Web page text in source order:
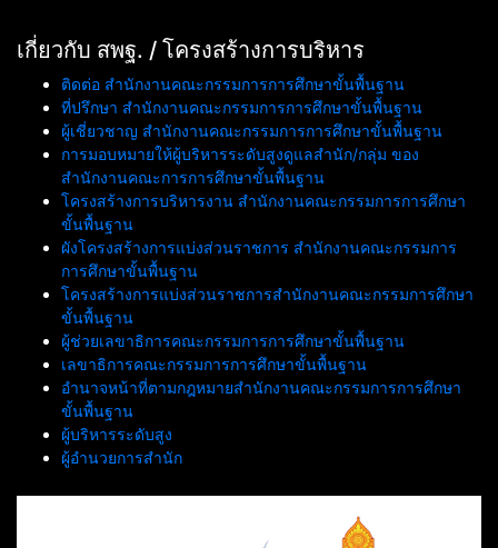
เกี่ยวกับ สพฐ. / โครงสร้างการบริหาร
ติดต่อ สำนักงานคณะกรรมการการศึกษาขั้นพื้นฐาน
ที่ปรึกษา สำนักงานคณะกรรมการการศึกษาขั้นพื้นฐาน
ผู้เชี่ยวชาญ สำนักงานคณะกรรมการการศึกษาขั้นพื้นฐาน
การมอบหมายให้ผู้บริหารระดับสูงดูแลสำนัก/กลุ่ม ของ
สำนักงานคณะการการศึกษาขั้นพื้นฐาน
โครงสร้างการบริหารงาน สำนักงานคณะกรรมการการศึกษา
ขั้นพื้นฐาน
ผังโครงสร้างการแบ่งส่วนราชการ สำนักงานคณะกรรมการ
การศึกษาขั้นพื้นฐาน
โครงสร้างการแบ่งส่วนราชการสำนักงานคณะกรรมการศึกษา
ขั้นพื้นฐาน
ผู้ช่วยเลขาธิการคณะกรรมการการศึกษาขั้นพื้นฐาน
เลขาธิการคณะกรรมการการศึกษาขั้นพื้นฐาน
อำนาจหน้าที่ตามกฎหมายสำนักงานคณะกรรมการการศึกษา
ขั้นพื้นฐาน
ผู้บริหารระดับสูง
ผู้อำนวยการสำนัก